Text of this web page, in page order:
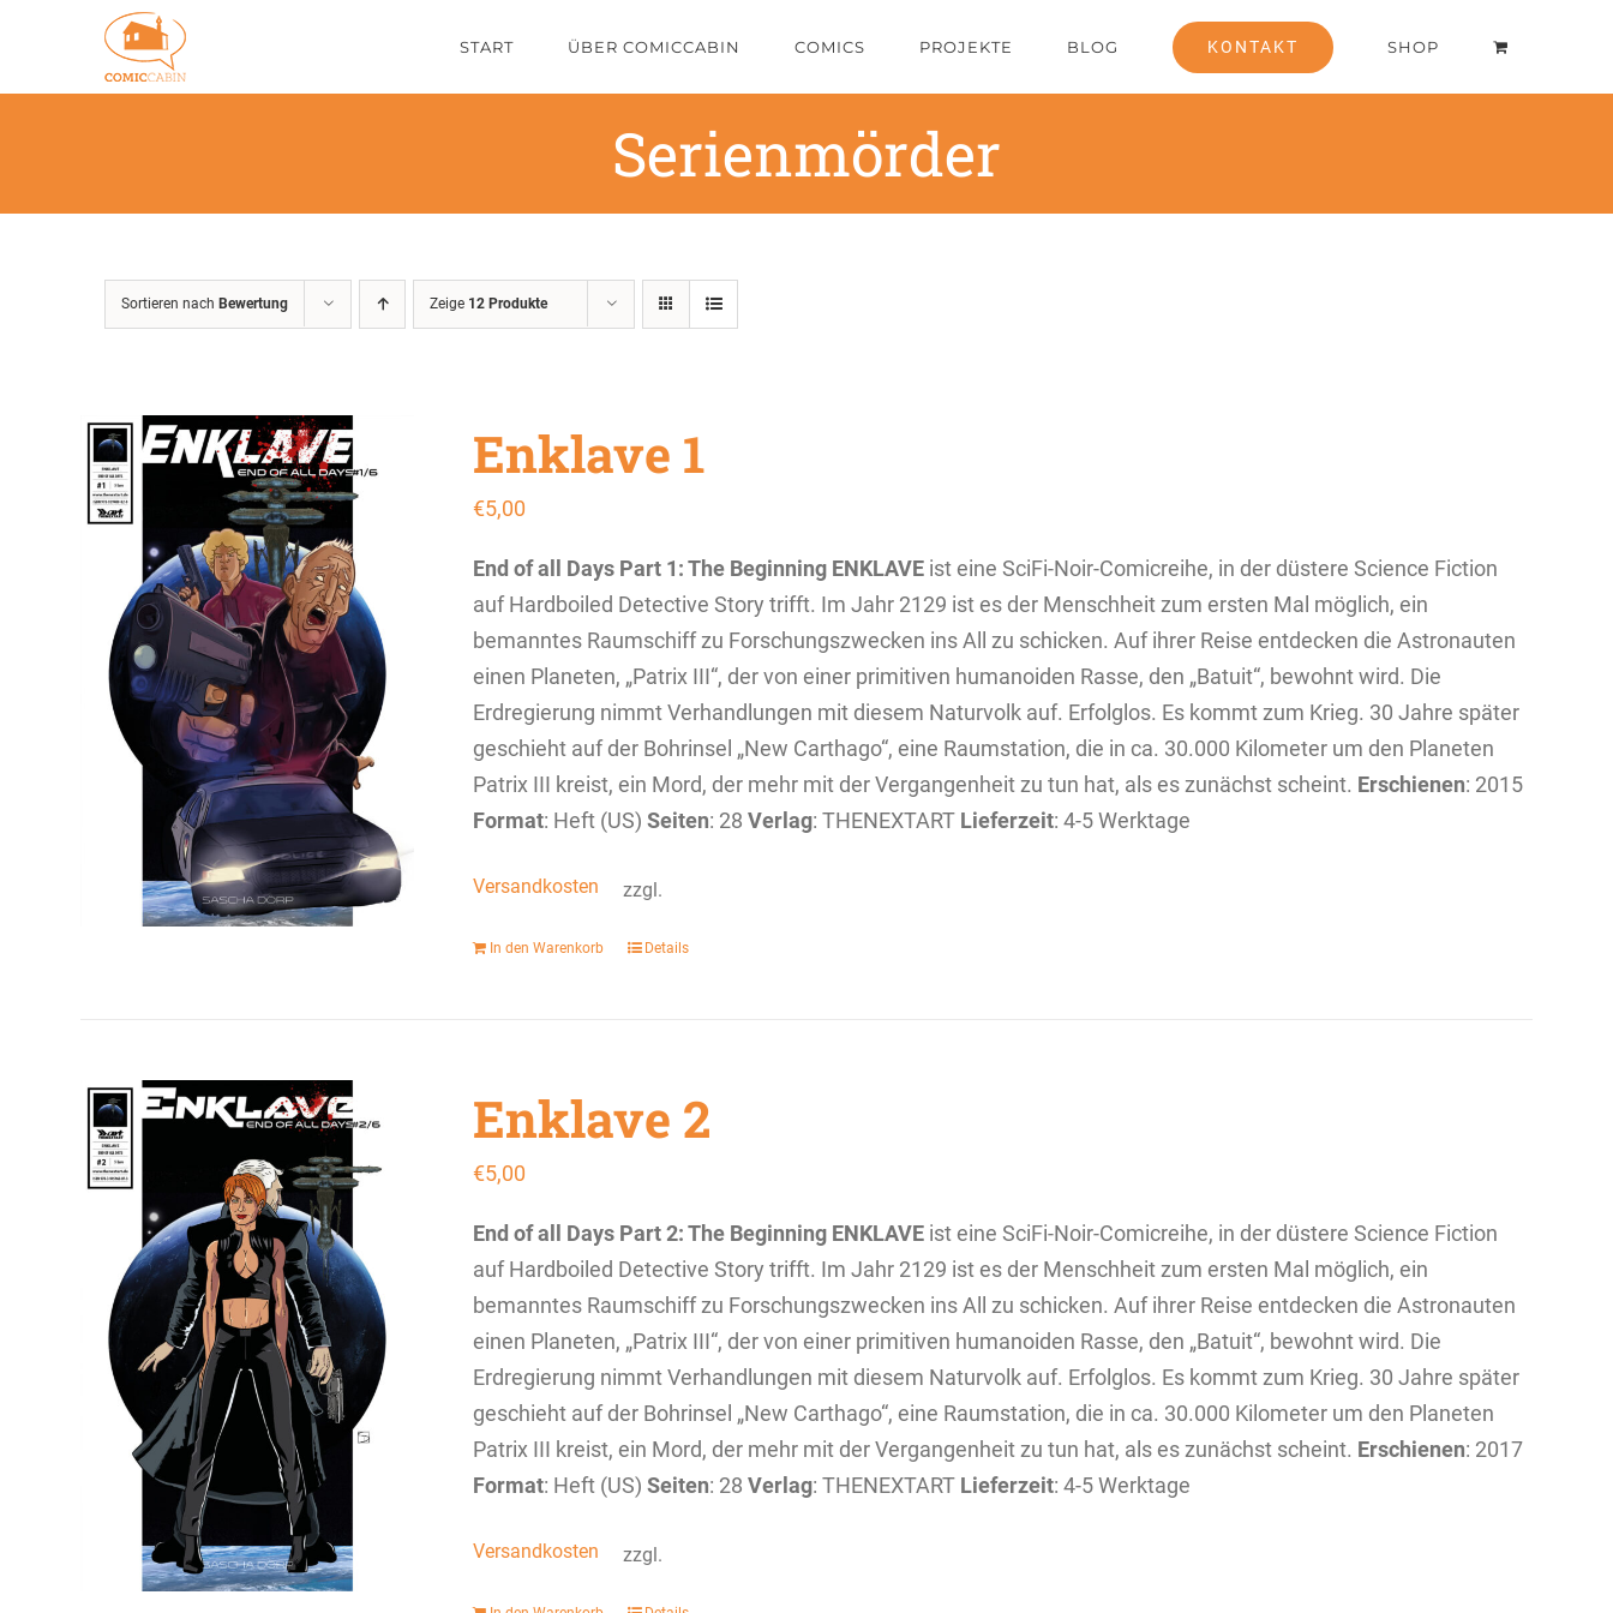
springen
START ÜBER COMICCABIN COMICS PROJEKTE BLOG KONTAKT SHOP
Serienmörder
Sortieren nach Bewertung Zeige 12 Produkte
Enklave 1
€5,00
End of all Days Part 1: The Beginning ENKLAVEist eine SciFi-Noir-Comicreihe, in der düstere Science Fiction
auf Hardboiled Detective Story trifft. Im Jahr 2129 ist es der Menschheit zum ersten Mal möglich, ein
bemanntes Raumschiff zu Forschungszwecken ins All zu schicken. Auf ihrer Reise entdecken die Astronauten
einen Planeten, „Patrix III“, der von einer primitiven humanoiden Rasse, den „Batuit“, bewohnt wird. Die
Erdregierung nimmt Verhandlungen mit diesem Naturvolk auf. Erfolglos. Es kommt zum Krieg. 30 Jahre später
geschieht auf der Bohrinsel „New Carthago“, eine Raumstation, die in ca. 30.000 Kilometer um den Planeten
Patrix III kreist, ein Mord, der mehr mit der Vergangenheit zu tun hat, als es zunächst scheint. Erschienen: 2015
Format: Heft (US) Seiten: 28 Verlag: THENEXTART Lieferzeit: 4-5 Werktage
zzgl.
Versandkosten
In den Warenkorb Details
Enklave 2
€5,00
End of all Days Part 2: The Beginning ENKLAVEist eine SciFi-Noir-Comicreihe, in der düstere Science Fiction
auf Hardboiled Detective Story trifft. Im Jahr 2129 ist es der Menschheit zum ersten Mal möglich, ein
bemanntes Raumschiff zu Forschungszwecken ins All zu schicken. Auf ihrer Reise entdecken die Astronauten
einen Planeten, „Patrix III“, der von einer primitiven humanoiden Rasse, den „Batuit“, bewohnt wird. Die
Erdregierung nimmt Verhandlungen mit diesem Naturvolk auf. Erfolglos. Es kommt zum Krieg. 30 Jahre später
geschieht auf der Bohrinsel „New Carthago“, eine Raumstation, die in ca. 30.000 Kilometer um den Planeten
Patrix III kreist, ein Mord, der mehr mit der Vergangenheit zu tun hat, als es zunächst scheint. Erschienen: 2017
Format: Heft (US) Seiten: 28 Verlag: THENEXTART Lieferzeit: 4-5 Werktage
zzgl.
Versandkosten